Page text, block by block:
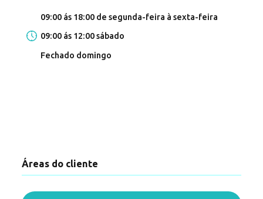
09:00 ás 18:00 de segunda-feira à sexta-feira
09:00 ás 12:00 sábado
Fechado domingo
Áreas do cliente